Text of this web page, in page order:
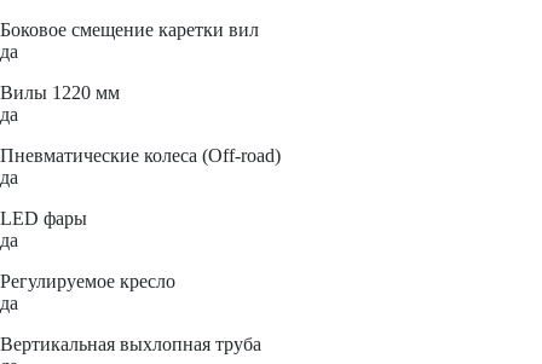
Боковое смещение каретки вил
да
Вилы 1220 мм
да
Пневматические колеса (Off-road)
да
LED фары
да
Регулируемое кресло
да
Вертикальная выхлопная труба